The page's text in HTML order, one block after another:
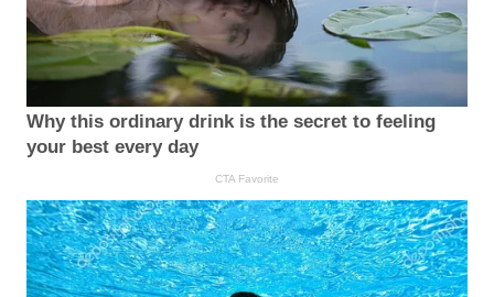
Why this ordinary drink is the secret to feeling
your best every day
CTA Favorite